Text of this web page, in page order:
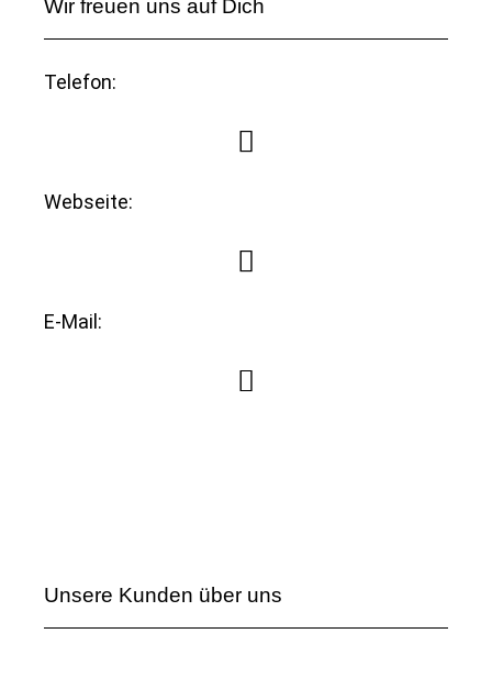
Wir freuen uns auf Dich
Telefon:
Webseite:
E-Mail:
Unsere Kunden über uns